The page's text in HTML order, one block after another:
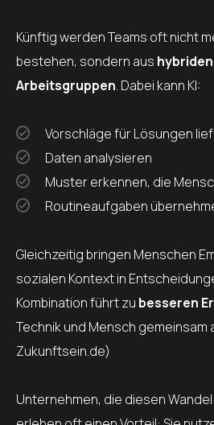
Künftig werden Teams oft nicht
bestehen, sondern aus
Arbeitsgruppen. Dabei kann KI:
Vorschläge für Lösungen
Daten analysieren
Muster erkennen, die
Routineaufgaben
Gleichzeitig bringen Menschen
sozialen Kontext in
Kombination führt zu besseren
Technik und Mensch gemeinsam
Zukunftsein.de)
Unternehmen, die diesen